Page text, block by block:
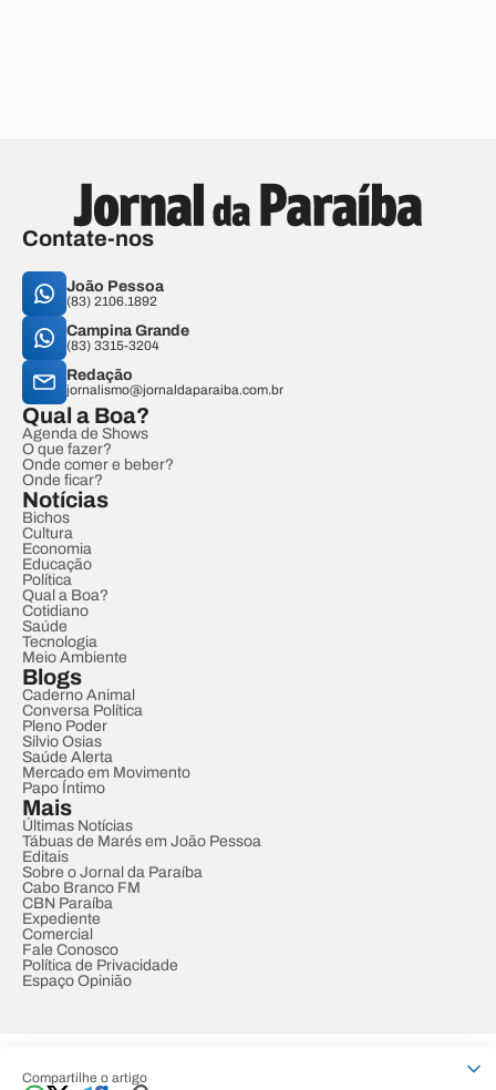
Compartilhe o artigo
Contate-nos
João Pessoa
(83) 2106.1892
Campina Grande
(83) 3315-3204
Redação
jornalismo@jornaldaparaiba.com.br
Qual a Boa?
Agenda de Shows
O que fazer?
Onde comer e beber?
Onde ficar?
Notícias
Bichos
Cultura
Economia
Educação
Política
Qual a Boa?
Cotidiano
Saúde
Tecnologia
Meio Ambiente
Blogs
Caderno Animal
Conversa Política
Pleno Poder
Sílvio Osias
Saúde Alerta
Mercado em Movimento
Papo Íntimo
Mais
Últimas Notícias
Tábuas de Marés em João Pessoa
Editais
Sobre o Jornal da Paraíba
Cabo Branco FM
CBN Paraíba
Expediente
Comercial
Fale Conosco
Política de Privacidade
Espaço Opinião